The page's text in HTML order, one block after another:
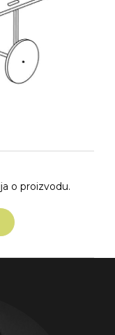
o proizvodu.